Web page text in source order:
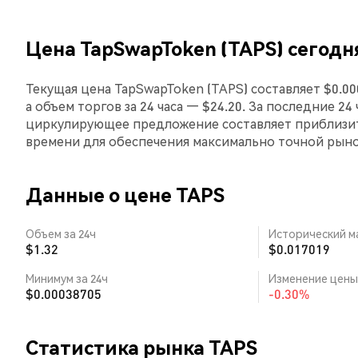
Цена TapSwapToken (TAPS)
Текущая цена TapSwapToken (TAPS) составляет
а объем торгов за 24 часа — $24.20. За последние 24
циркулирующее предложение составляет
времени для обеспечения максимально точной
Данные о цене TAPS
Объем за 24ч
$1.32
Исторический
$0.017019
Минимум за 24ч
$0.00038705
Изменение цены
-0.30%
Статистика рынка TAPS